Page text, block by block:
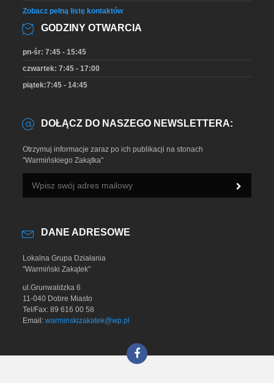
Zobacz pełną listę kontaktów
GODZINY OTWARCIA
pn-śr: 7:45 - 15:45
czwartek: 7:45 - 17:00
piątek:7:45 - 14:45
DOŁĄCZ DO NASZEGO NEWSLETTERA:
Otrzymuj informacje zaraz po ich publikacji na stonach
"Warmińskiego Zakątka"
DANE ADRESOWE
Lokalna Grupa Działania
"Warmiński Zakątek"
ul.Grunwaldzka 6
11-040 Dobre Miasto
Tel/Fax: 89 616 00 58
Email:warminskizakatek@wp.pl